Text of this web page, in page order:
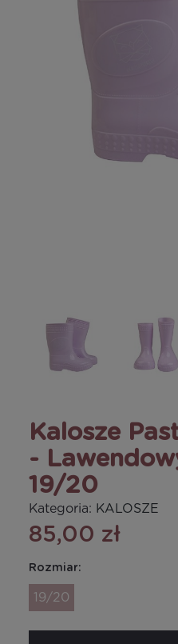
Kalosze
-
19/20
Kategoria: KALOSZE
85,00 zł
Rozmiar:
19/20